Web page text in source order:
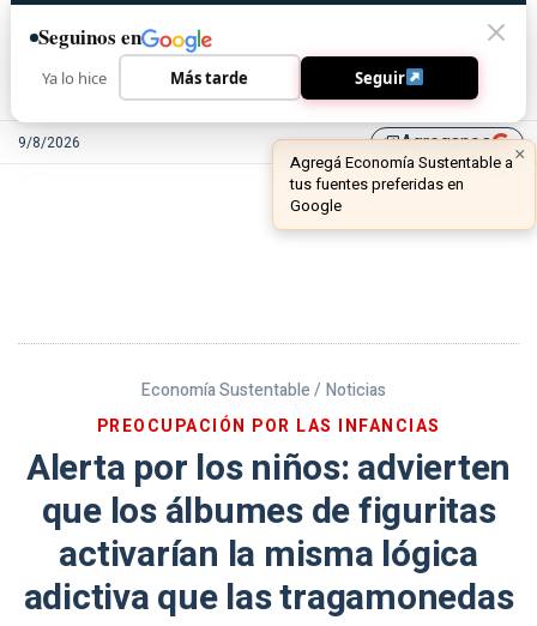
9/8/2026 library_addAgreganos
Economía Sustentable / Noticias
PREOCUPACIÓN POR LAS INFANCIAS
Alerta por los niños: advierten
que los álbumes de figuritas
activarían la misma lógica
adictiva que las tragamonedas
Seguinos en
Ya lo hice Más tarde Seguir